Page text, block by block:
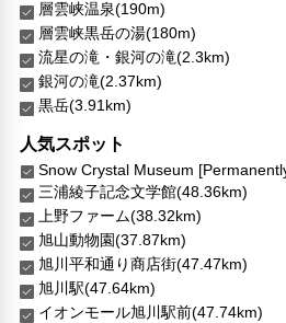
コンビニ
館内ショップ
エレベーター
ランドリーサービス
バリアフリー対応
バリアフリー設備
車椅子OK
対応言語
英語
日本語
北京語
層雲峡温泉(190m)
層雲峡黒岳の湯(180m)
流星の滝・銀河の滝(2.3km)
銀河の滝(2.37km)
黒岳(3.91km)
人気スポット
Snow Crystal Museum
三浦綾子記念文学館(48.36km)
上野ファーム(38.32km)
旭山動物園(37.87km)
旭川平和通り商店街(47.47km)
旭川駅(47.64km)
イオンモール旭川駅前(47.74km)